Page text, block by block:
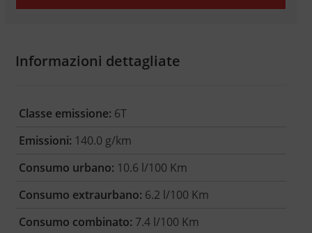
Informazioni dettagliate
Classe emissione: 6T
Emissioni: 140.0 g/km
Consumo urbano: 10.6 l/100 Km
Consumo extraurbano: 6.2 l/100 Km
Consumo combinato: 7.4 l/100 Km